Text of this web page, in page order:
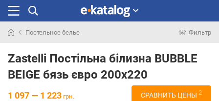
раньше
Постельное белье Фильтр
Zastelli Постільна білизна BUBBLE
BEIGE бязь євро 200х220
1 097 — 1 223 грн. СРАВНИТЬ ЦЕНЫ 2